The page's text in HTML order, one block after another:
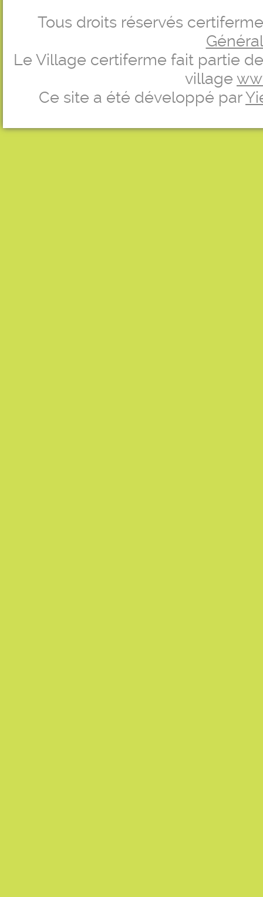
Tous droits réservés
Le Village certiferme fait partie
village
Ce site a été développé par